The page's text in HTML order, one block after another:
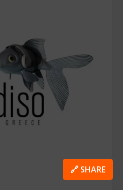
🔗 SHARE